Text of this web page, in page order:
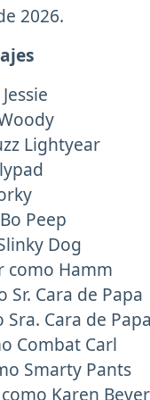
2026.
Lightyear
Peep
Dog
como Hamm
Sr. Cara de Papa
Cara de
Combat Carl
Smarty Pants
Karen